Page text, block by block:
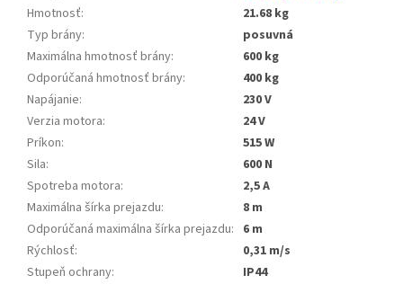
Hmotnosť:
21.68 kg
Typ brány:
posuvná
Maximálna hmotnosť brány:
600 kg
Odporúčaná hmotnosť brány:
400 kg
Napájanie:
230 V
Verzia motora:
24 V
Príkon:
515 W
Sila:
600 N
Spotreba motora:
2,5 A
Maximálna šírka prejazdu:
8 m
Odporúčaná maximálna šírka prejazdu: 6 m
Rýchlosť:
0,31 m/s
Stupeň ochrany:
IP44